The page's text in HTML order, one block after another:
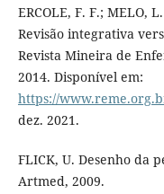
ERCOLE, F. F.; MELO,
Revisão integrativa
Revista Mineira de
2014. Disponível em:
https://
dez. 2021.
FLICK, U. Desenho da
Artmed, 2009.